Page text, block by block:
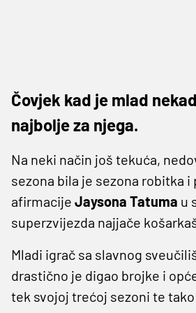
Čovjek kad je mlad
najbolje za njega.
Na neki način još tekuća,
sezona bila je sezona robitka i
afirmacije Jaysona Tatuma u
superzvijezda najjače
Mladi igrač sa slavnog
drastično je digao brojke i
tek svojoj trećoj sezoni te